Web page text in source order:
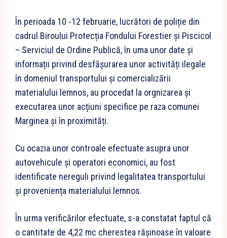
În perioada 10 -12 februarie, lucrători de poliție din
cadrul Biroului Protecția Fondului Forestier și Piscicol
– Serviciul de Ordine Publică, în uma unor date și
informații privind desfășurarea unor activități ilegale
în domeniul transportului și comercializării
materialului lemnos, au procedat la orgnizarea și
executarea unor acțiuni specifice pe raza comunei
Marginea și în proximități.
Cu ocazia unor controale efectuate asupra unor
autovehicule și operatori economici, au fost
identificate nereguli privind legalitatea transportului
și proveniența materialului lemnos.
În urma verificărilor efectuate, s-a constatat faptul că
o cantitate de 4,22 mc cherestea rășinoase în valoare